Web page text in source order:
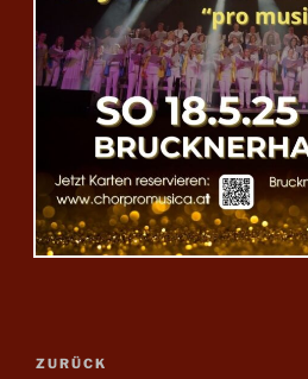
Beitragsnavigation
Vorheriger
ZURÜCK